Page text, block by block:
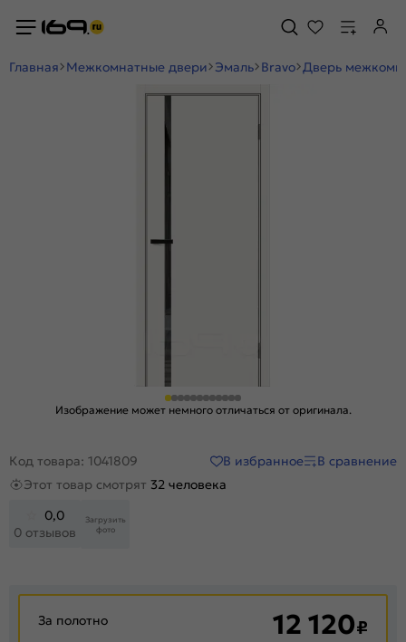
Главная Межкомнатные двери Эмаль Bravo Дверь
Изображение может немного отличаться от оригинала.
Код товара: 1041809 В избранное
В сравнение
Этот товар смотрят 32 человека
0,0
0 отзывов
Загрузить
фото
За полотно 12 120₽